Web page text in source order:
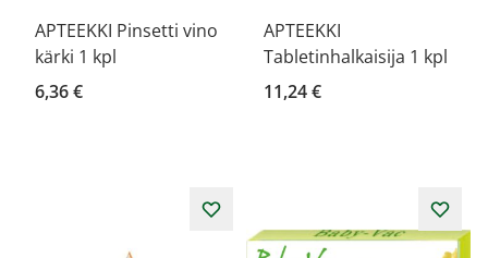
APTEEKKI Pinsetti vino
kärki 1 kpl
6,36 €
APTEEKKI
Tabletinhalkaisija 1 kpl
11,24 €